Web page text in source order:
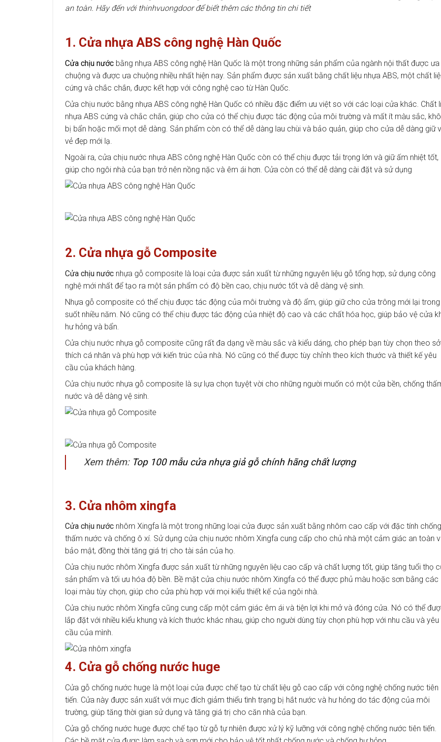
an toàn. Hãy đến với thinhvuongdoor để biết thêm các thông tin chi tiết
1. Cửa nhựa ABS công nghệ Hàn Quốc
Cửa chịu nước bằng nhựa ABS công nghệ Hàn Quốc là một trong những sản phẩm của ngành nội thất được ưa
chuộng và được ưa chuộng nhiều nhất hiện nay. Sản phẩm được sản xuất bằng chất liệu nhựa ABS, một chất
cứng và chắc chắn, được kết hợp với công nghệ cao từ Hàn Quốc.
Cửa chịu nước bằng nhựa ABS công nghệ Hàn Quốc có nhiều đặc điểm ưu việt so với các loại cửa khác. Chất
nhựa ABS cứng và chắc chắn, giúp cho cửa có thể chịu được tác động của môi trường và mất ít màu sắc,
bị bẩn hoặc mối mọt dễ dàng. Sản phẩm còn có thể dễ dàng lau chùi và bảo quản, giúp cho cửa dễ dàng giữ
vẻ đẹp mới lạ.
Ngoài ra, cửa chịu nước nhựa ABS công nghệ Hàn Quốc còn có thể chịu được tải trọng lớn và giữ ấm nhiệt tốt,
giúp cho ngôi nhà của bạn trở nên nồng nặc và êm ái hơn. Cửa còn có thể dễ dàng cài đặt và sử dụng
2. Cửa nhựa gỗ Composite
Cửa chịu nước nhựa gỗ composite là loại cửa được sản xuất từ những nguyên liệu gỗ tổng hợp, sử dụng công
nghệ mới nhất để tạo ra một sản phẩm có độ bền cao, chịu nước tốt và dễ dàng vệ sinh.
Nhựa gỗ composite có thể chịu được tác động của môi trường và độ ẩm, giúp giữ cho cửa trông mới lại trong
suốt nhiều năm. Nó cũng có thể chịu được tác động của nhiệt độ cao và các chất hóa học, giúp bảo vệ cửa
hư hỏng và bẩn.
Cửa chịu nước nhựa gỗ composite cũng rất đa dạng về màu sắc và kiểu dáng, cho phép bạn tùy chọn theo sở
thích cá nhân và phù hợp với kiến trúc của nhà. Nó cũng có thể được tùy chỉnh theo kích thước và thiết kế yêu
cầu của khách hàng.
Cửa chịu nước nhựa gỗ composite là sự lựa chọn tuyệt vời cho những người muốn có một cửa bền, chống
nước và dễ dàng vệ sinh.
Xem thêm: Top 100 mẫu cửa nhựa giả gỗ chính hãng chất lượng
3. Cửa nhôm xingfa
Cửa chịu nước nhôm Xingfa là một trong những loại cửa được sản xuất bằng nhôm cao cấp với đặc tính chống
thấm nước và chống ô xí. Sử dụng cửa chịu nước nhôm Xingfa cung cấp cho chủ nhà một cảm giác an toàn
bảo mật, đồng thời tăng giá trị cho tài sản của họ.
Cửa chịu nước nhôm Xingfa được sản xuất từ những nguyên liệu cao cấp và chất lượng tốt, giúp tăng tuổi thọ
sản phẩm và tối ưu hóa độ bền. Bề mặt cửa chịu nước nhôm Xingfa có thể được phủ màu hoặc sơn bằng các
loại màu tùy chọn, giúp cho cửa phù hợp với mọi kiểu thiết kế của ngôi nhà.
Cửa chịu nước nhôm Xingfa cũng cung cấp một cảm giác êm ái và tiện lợi khi mở và đóng cửa. Nó có thể
lắp đặt với nhiều kiểu khung và kích thước khác nhau, giúp cho người dùng tùy chọn phù hợp với nhu cầu và yêu
cầu của mình.
4. Cửa gỗ chống nước huge
Cửa gỗ chống nước huge là một loại cửa được chế tạo từ chất liệu gỗ cao cấp với công nghệ chống nước tiên
tiến. Cửa này được sản xuất với mục đích giảm thiểu tình trạng bị hắt nước và hư hỏng do tác động của môi
trường, giúp tăng thời gian sử dụng và tăng giá trị cho căn nhà của bạn.
Cửa gỗ chống nước huge được chế tạo từ gỗ tự nhiên được xử lý kỹ lưỡng với công nghệ chống nước tiên tiến.